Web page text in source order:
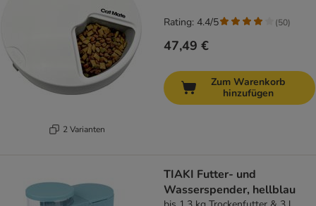
2 Varianten
47,49 €
Rating: 4.4/5 (50)
Zum Warenkorb
hinzufügen
TIAKI Futter- und
Wasserspender, hellblau